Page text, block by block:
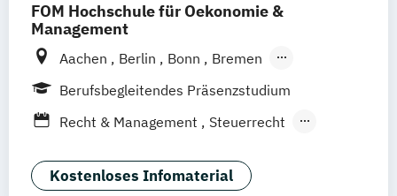
FOM Hochschule für Oekonomie &
Management
Aachen Berlin Bonn
Bremen
Dortmund Duisburg Düsseldorf
Köln
Mannheim München Münster
Neuss Nürnberg Siegen Stuttgart
Wesel Wuppertal Augsburg
Berufsbegleitendes Präsenzstudium
Recht & Management
Steuerrecht
Wirtschaftsrecht Vertiefung Notariat
Kostenloses Infomaterial